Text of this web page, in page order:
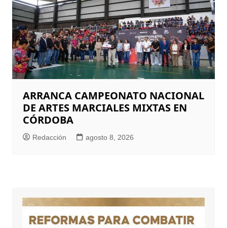
ARRANCA CAMPEONATO NACIONAL
DE ARTES MARCIALES MIXTAS EN
CÓRDOBA
Redacción agosto 8, 2026